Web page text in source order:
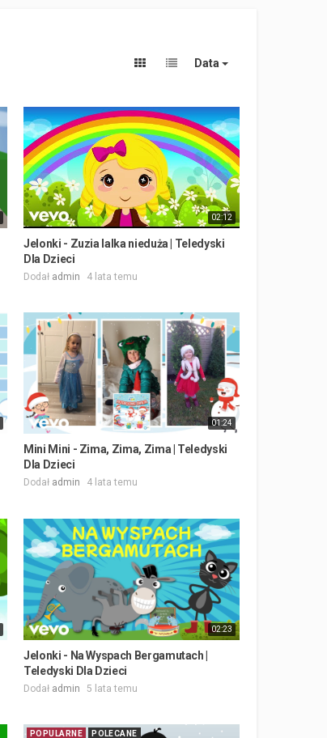
Data
02:12
Jelonki - Zuzia lalka nieduża | Teledyski
Dla Dzieci
Dodał admin 4 lata temu
01:24
Mini Mini - Zima, Zima, Zima | Teledyski
Dla Dzieci
Dodał admin 4 lata temu
02:23
Jelonki - Na Wyspach Bergamutach |
Teledyski Dla Dzieci
Dodał admin 5 lata temu
POPULARNE POLECANE